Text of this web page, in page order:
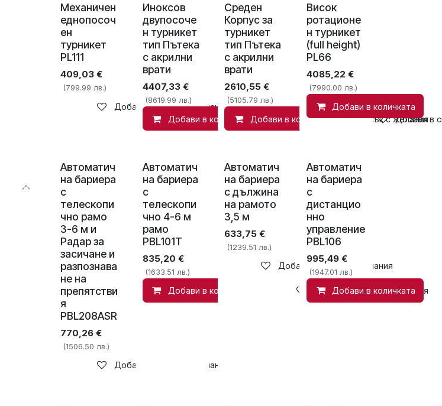
Механичен
еднопосоч
ен
турникет
PL111
409,03€
(799.99 лв.)
Добави в списък с желания
Иноксов
двупосоче
н турникет
тип Пътека
с акрилни
врати
4407,33€
(8619.99 лв.)
Добави в количката Добави в списък с желания
Среден
Корпус за
турникет
тип Пътека
с акрилни
врати
2610,55 €
(5105.79 лв.)
Добави в количката Добави в
Висок
ротационе
н турникет
(full height)
PL66
4085,22 €
(7990.00 лв.)
Добави в количката
Автоматич
на бариера
с
телескопи
чно рамо
3-6 м и
Радар за
засичане и
разпознава
не на
препятстви
я
PBL208ASR
770,26€
(1506.50 лв.)
Добави в списък с желания
Автоматич
на бариера
с
телескопи
чно 4-6 м
рамо
PBL101T
835,20 €
(1633.51 лв.)
Добави в количката Добави в списък с желания
Автоматич
на бариера
с дължина
на рамото
3,5 м
633,75 €
(1239.51 лв.)
Добави в списък с желания
Автоматич
на бариера
с
дистанцио
нно
управление
PBL106
995,49 €
(1947.01 лв.)
Добави в количката